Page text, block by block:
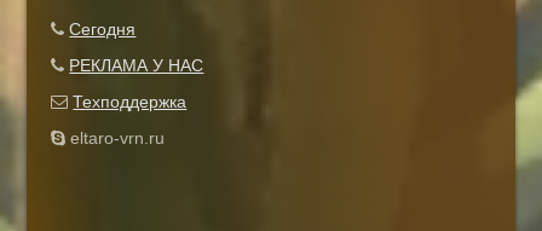
Сегодня
РЕКЛАМА У НАС
Техподдержка
eltaro-vrn.ru